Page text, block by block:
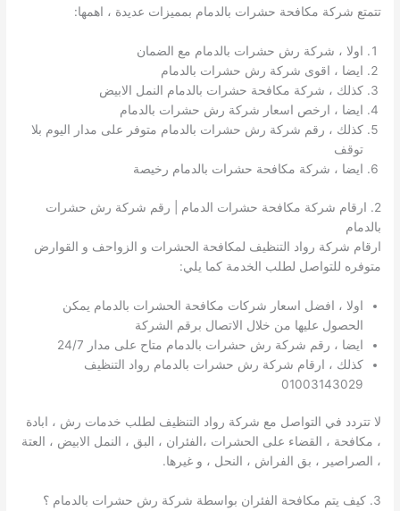
تتمتع شركة مكافحة حشرات بالدمام بمميزات عديدة ، اهمها:
اولا ، شركة رش حشرات بالدمام مع الضمان
ايضا ، اقوى شركة رش حشرات بالدمام
كذلك ، شركة مكافحة حشرات بالدمام النمل الابيض
ايضا ، ارخص اسعار شركة رش حشرات بالدمام
كذلك ، رقم شركة رش حشرات بالدمام متوفر على مدار اليوم بلا
توقف
ايضا ، شركة مكافحة حشرات بالدمام رخيصة
2. ارقام شركة مكافحة حشرات الدمام | رقم شركة رش حشرات
بالدمام
ارقام شركة رواد التنظيف لمكافحة الحشرات و الزواحف و القوارض
متوفره للتواصل لطلب الخدمة كما يلي:
اولا ، افضل اسعار شركات مكافحة الحشرات بالدمام يمكن
الحصول عليها من خلال الاتصال برقم الشركة
ايضا ، رقم شركة رش حشرات بالدمام متاح على مدار 24/7
كذلك ، ارقام شركة رش حشرات بالدمام رواد التنظيف
01003143029
لا تتردد في التواصل مع شركة رواد التنظيف لطلب خدمات رش ، ابادة
، مكافحة ، القضاء على الحشرات ،الفئران ، البق ، النمل الابيض ، العتة
، الصراصير ، بق الفراش ، النحل ، و غيرها.
3. كيف يتم مكافحة الفئران بواسطة شركة رش حشرات بالدمام ؟